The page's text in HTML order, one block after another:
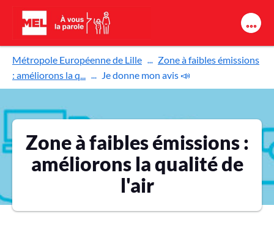
Aller au contenu principal
Métropole Européenne de Lille
Zone à faibles émissions
: améliorons la q...
Je donne mon avis 📣
Zone à faibles émissions :
améliorons la qualité de
l'air